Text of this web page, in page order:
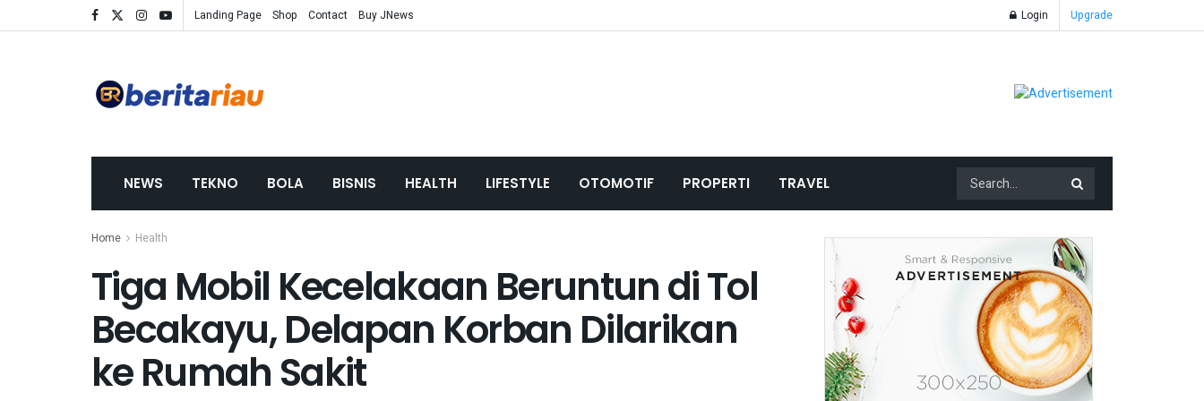
Landing Page Shop Contact Buy JNews Login Upgrade
NEWS TEKNO BOLA BISNIS HEALTH LIFESTYLE OTOMOTIF PROPERTI TRAVEL
Home Health
Tiga Mobil Kecelakaan Beruntun di Tol
Becakayu, Delapan Korban Dilarikan
ke Rumah Sakit